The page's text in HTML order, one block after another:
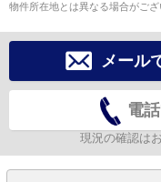
物件所在地とは異なる場合がござ
メール
電
現況の確認は